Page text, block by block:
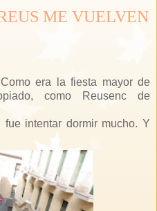
ME VUELVEN
era la fiesta mayor de
como Reusenc de
intentar dormir mucho. Y